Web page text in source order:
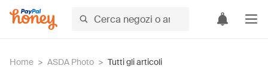
Home > ASDA Photo > Tutti gli articoli